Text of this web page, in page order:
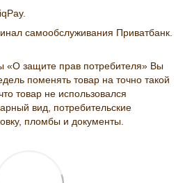
самообслуживания Приватбанк.
«О защите прав потребителя» Вы
поменять товар на точно такой
товар не использовался
вид, потребительские
пломбы и документы.